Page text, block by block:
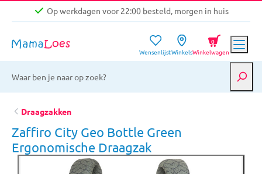
Op werkdagen voor 22:00 besteld, morgen in huis
Gratis verzending vanaf €39,-
Op werkdagen voor 22:00 besteld, morgen in huis
WensenlijstWinkelsWinkelwagen
0
Draagzakken
Zaffiro City Geo Bottle Green
Ergonomische Draagzak